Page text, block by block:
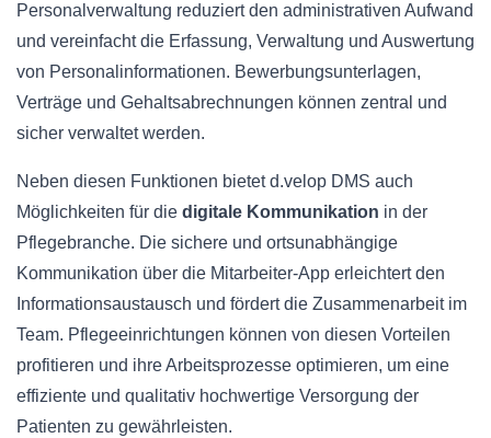
Personalverwaltung reduziert den administrativen Aufwand
und vereinfacht die Erfassung, Verwaltung und Auswertung
von Personalinformationen. Bewerbungsunterlagen,
Verträge und Gehaltsabrechnungen können zentral und
sicher verwaltet werden.
Neben diesen Funktionen bietet d.velop DMS auch
Möglichkeiten für die digitale Kommunikation in der
Pflegebranche. Die sichere und ortsunabhängige
Kommunikation über die Mitarbeiter-App erleichtert den
Informationsaustausch und fördert die Zusammenarbeit im
Team. Pflegeeinrichtungen können von diesen Vorteilen
profitieren und ihre Arbeitsprozesse optimieren, um eine
effiziente und qualitativ hochwertige Versorgung der
Patienten zu gewährleisten.